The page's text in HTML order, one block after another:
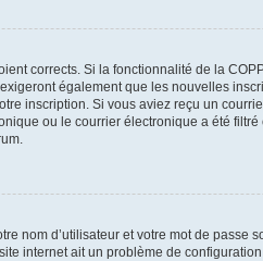
corrects. Si la fonctionnalité de la
également que les nouvelles
inscription. Si vous aviez reçu un
ou le courrier électronique a été
nom d’utilisateur et votre mot de
internet ait un problème de